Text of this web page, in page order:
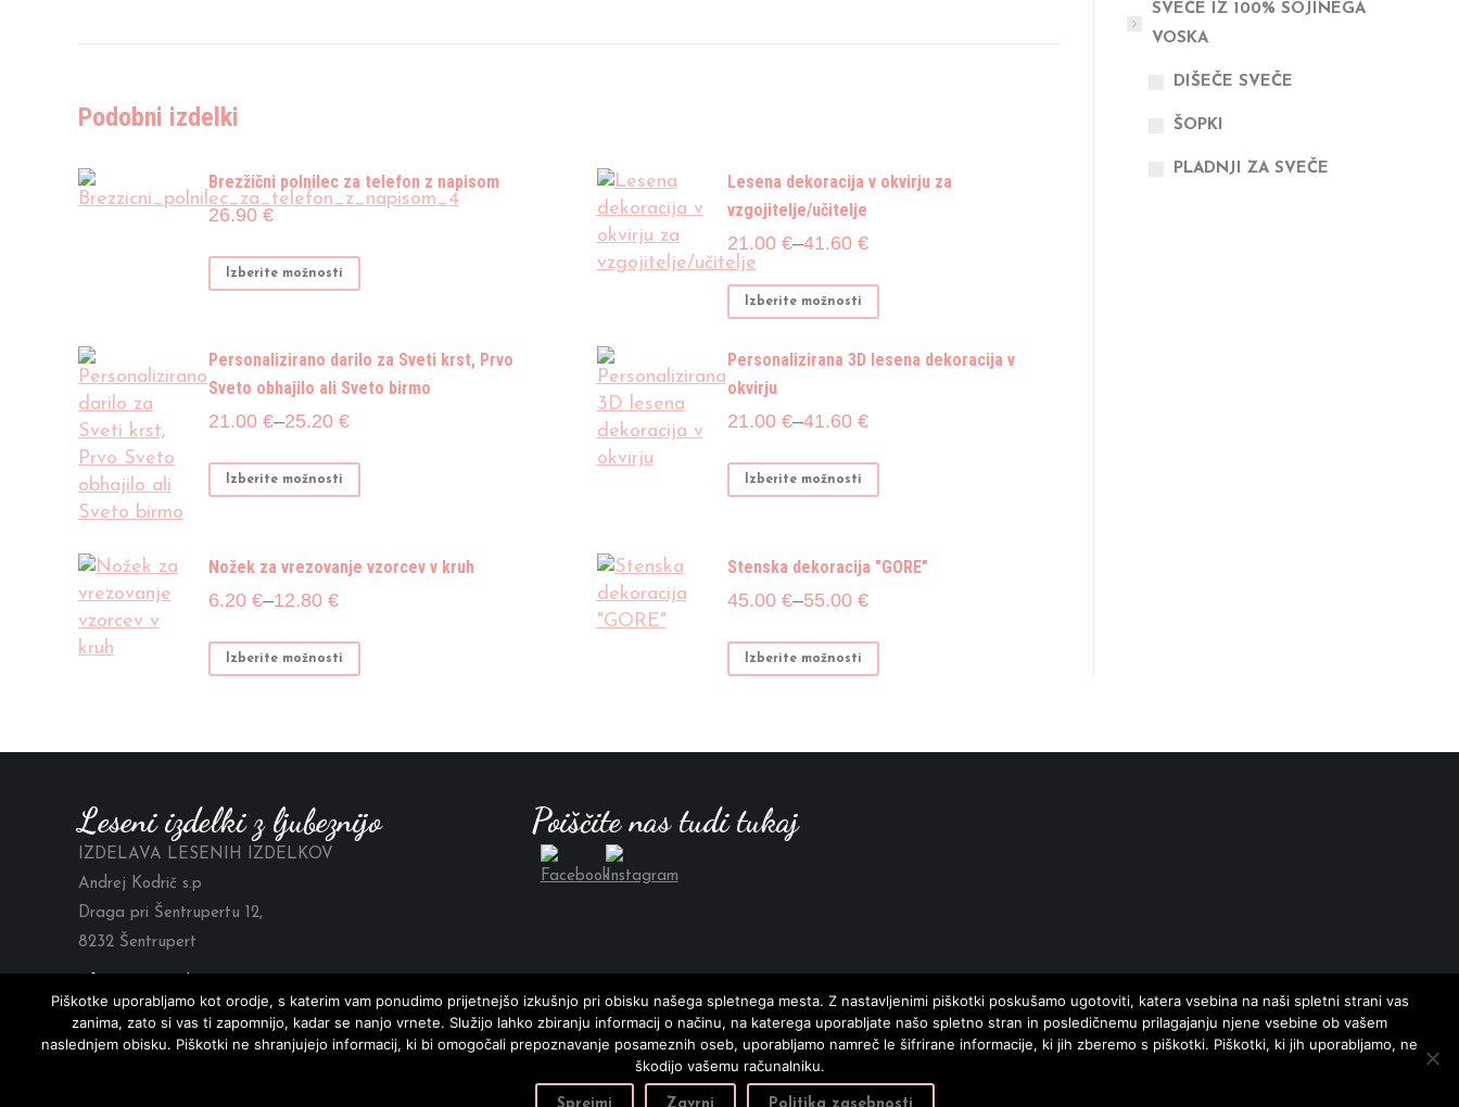
Podobni izdelki
Brezžični polnilec za telefon z napisom
26.90 €
Izberite možnosti
Lesena dekoracija v okvirju za
vzgojitelje/učitelje
21.00 €–41.60 €Cenovni
21.00 €
do
Izberite možnosti
izdelek
ima
lahko
izdelka
Personalizirano darilo za Sveti krst, Prvo
Sveto obhajilo ali Sveto birmo
21.00 €–25.20 €Cenovni
21.00 €
25.20 €
Izberite možnosti
izdelek
lahko
Personalizirana 3D lesena dekoracija v
okvirju
21.00 €–41.60 €Cenovni
21.00 €
41.60 €
Izberite možnosti
izdelek
več
lahko
Nožek za vrezovanje vzorcev v kruh
6.20 €–12.80 €Cenovni
od
6.20 €
Izberite možnosti
izdelek
lahko
izberete
Stenska dekoracija "GORE"
45.00 €–55.00 €Cenovni
45.00 €
Izberite možnosti
izdelek
SVEČE IZ 100% SOJINEGA
VOSKA
DIŠEČE SVEČE
ŠOPKI
PLADNJI ZA SVEČE
Leseni izdelki z ljubeznijo
IZDELAVA LESENIH IZDELKOV
Andrej Kodrič s.p
Draga pri Šentrupertu 12,
8232 Šentrupert
+386 40 249 499
Poiščite nas tudi tukaj
Piškotke uporabljamo kot orodje, s katerim vam ponudimo prijetnejšo izkušnjo pri obisku našega spletnega mesta. Z nastavljenimi piškotki poskušamo ugotoviti, katera vsebina na naši spletni strani vas
zanima, zato si vas ti zapomnijo, kadar se nanjo vrnete. Služijo lahko zbiranju informacij o načinu, na katerega uporabljate našo spletno stran in posledičnemu prilagajanju njene vsebine ob vašem
naslednjem obisku. Piškotki ne shranjujejo informacij, ki bi omogočali prepoznavanje posameznih oseb, uporabljamo namreč le šifrirane informacije, ki jih zberemo s piškotki. Piškotki, ki jih uporabljamo, ne
škodijo vašemu računalniku.